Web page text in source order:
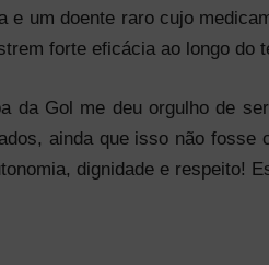
e um doente raro cujo
forte eficácia ao longo do
da Gol me deu orgulho de
ainda que isso não fosse
dignidade e respeito!